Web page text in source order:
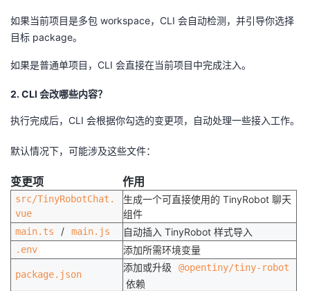
如果当前项目是多包 workspace，CLI 会自动检测，并引导你选择
目标 package。
如果是普通单项目，CLI 会直接在当前项目中完成注入。
2. CLI 会改哪些内容？
执行完成后，CLI 会根据你勾选的变更项，自动处理一些接入工作。
默认情况下，可能涉及这些文件：
变更项 作用
src/TinyRobotChat.
vue
生成一个可直接使用的 TinyRobot 聊天
组件
main.ts / main.js 自动插入 TinyRobot 样式导入
.env 添加所需环境变量
package.json
添加或升级 @opentiny/tiny-robot
依赖